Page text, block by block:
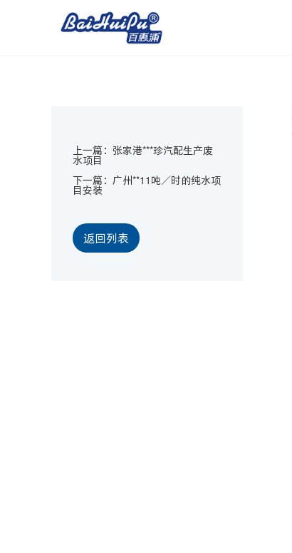
上一篇： 张家港***珍汽配生产废
水项目
下一篇： 广州**11吨／时的纯水项
目安装
返回列表